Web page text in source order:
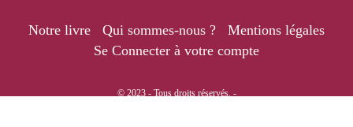
Notre livre Qui sommes-nous ?
Mentions légales
Se Connecter à votre compte
© 2023 - Tous droits réservés. -